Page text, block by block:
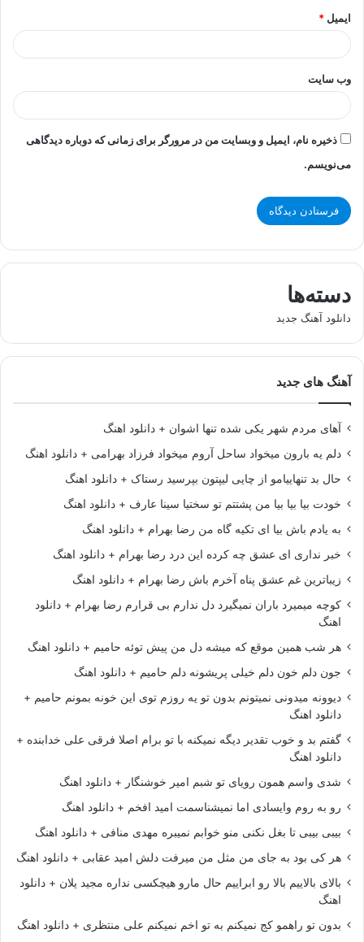
ایمیل *
وب‌ سایت
ذخیره نام، ایمیل و وبسایت من در مرورگر برای زمانی که دوباره دیدگاهی
می‌نویسم.
دسته‌ها
دانلود آهنگ جدید
آهنگ های جدید
آهای مردم شهر یکی شده تنها اشوان + دانلود اهنگ
دلم یه بارون میخواد ساحل آروم میخواد فرزاد بهرامی + دانلود اهنگ
حال بد تنهاییامو از چایی لیپتون بپرسید رستاک + دانلود اهنگ
خودت بیا بیا بیا من پشتتم تو سختیا سینا عارف + دانلود اهنگ
به یادم باش بیا ای تکیه گاه من رضا بهرام + دانلود اهنگ
خبر نداری ای عشق چه کرده این درد رضا بهرام + دانلود اهنگ
زیباترین غم عشق پناه آخرم باش رضا بهرام + دانلود اهنگ
کوچه میمیرد باران نمیگیرد دل ندارم بی قرارم رضا بهرام + دانلود
اهنگ
هر شب همین موقع که میشه دل من پیش توئه حامیم + دانلود اهنگ
جون دلم خون دلم خیلی پریشونه دلم حامیم + دانلود اهنگ
دیوونه میدونی نمیتونم بدون تو یه روزم توی این خونه بمونم حامیم +
دانلود اهنگ
گفتم بد و خوب تقدیر دیگه نمیکنه با تو برام اصلا فرقی علی خدابنده +
دانلود اهنگ
شدی واسم همون رویای تو شبم امیر خوشنگار + دانلود اهنگ
رو به روم وایسادی اما نمیشناسمت امید افخم + دانلود اهنگ
بیبی بیبی تا بغل نکنی منو خوابم نمیبره مهدی منافی + دانلود اهنگ
هر کی بود به جای من مثل من میرفت دلش امید عقابی + دانلود اهنگ
بالای بالاییم بالا رو ابراییم حال مارو هیچکسی نداره مجید یلان + دانلود
اهنگ
بدون تو راهمو کج نمیکنم به تو اخم نمیکنم علی منتظری + دانلود اهنگ